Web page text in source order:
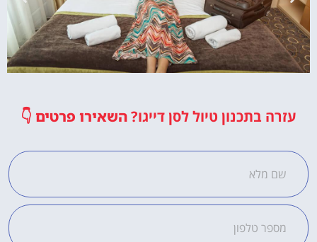
מציאת מלון
עזרה בתכנון טיול לסן דייגו?השאירו פרטים 👇